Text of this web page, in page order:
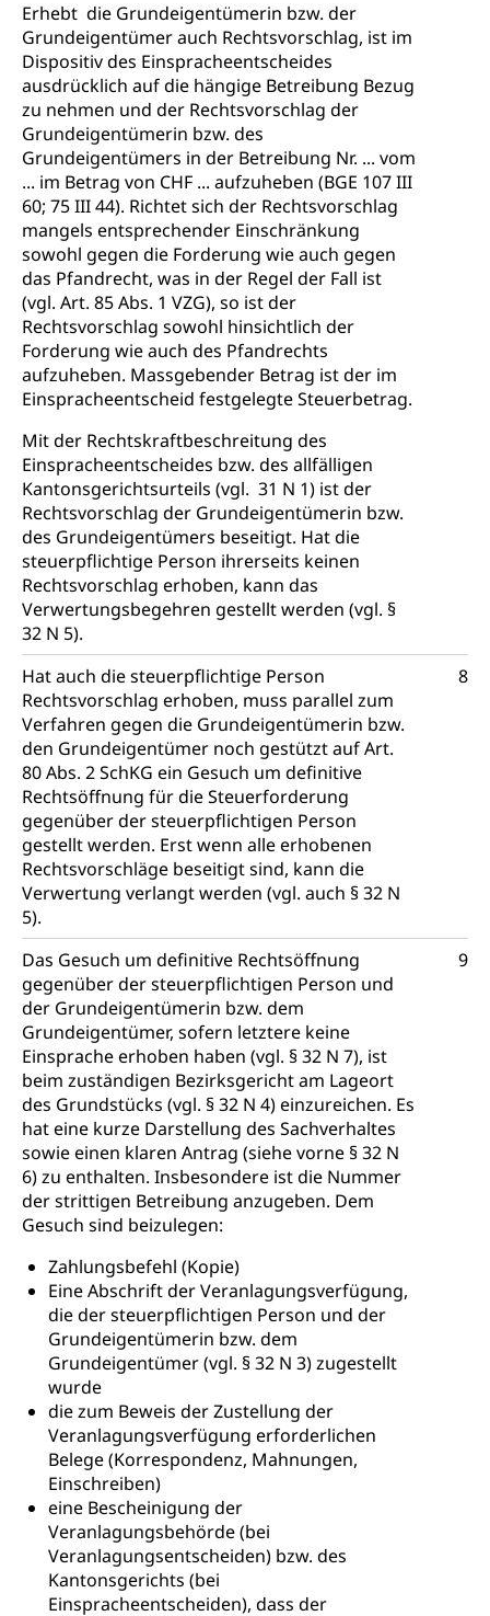
Erhebt die Grundeigentümerin bzw. der
Grundeigentümer auch Rechtsvorschlag, ist im
Dispositiv des Einspracheentscheides
ausdrücklich auf die hängige Betreibung Bezug
zu nehmen und der Rechtsvorschlag der
Grundeigentümerin bzw. des
Grundeigentümers in der Betreibung Nr. ... vom
... im Betrag von CHF ... aufzuheben (BGE 107 III
60; 75 III 44). Richtet sich der Rechtsvorschlag
mangels entsprechender Einschränkung
sowohl gegen die Forderung wie auch gegen
das Pfandrecht, was in der Regel der Fall ist
(vgl. Art. 85 Abs. 1 VZG), so ist der
Rechtsvorschlag sowohl hinsichtlich der
Forderung wie auch des Pfandrechts
aufzuheben. Massgebender Betrag ist der im
Einspracheentscheid festgelegte Steuerbetrag.
Mit der Rechtskraftbeschreitung des
Einspracheentscheides bzw. des allfälligen
Kantonsgerichtsurteils (vgl. 31 N 1) ist der
Rechtsvorschlag der Grundeigentümerin bzw.
des Grundeigentümers beseitigt. Hat die
steuerpflichtige Person ihrerseits keinen
Rechtsvorschlag erhoben, kann das
Verwertungsbegehren gestellt werden (vgl. §
32 N 5).
Hat auch die steuerpflichtige Person
Rechtsvorschlag erhoben, muss parallel zum
Verfahren gegen die Grundeigentümerin bzw.
den Grundeigentümer noch gestützt auf Art.
80 Abs. 2 SchKG ein Gesuch um definitive
Rechtsöffnung für die Steuerforderung
gegenüber der steuerpflichtigen Person
gestellt werden. Erst wenn alle erhobenen
Rechtsvorschläge beseitigt sind, kann die
Verwertung verlangt werden (vgl. auch § 32 N
5).
8
Das Gesuch um definitive Rechtsöffnung
gegenüber der steuerpflichtigen Person und
der Grundeigentümerin bzw. dem
Grundeigentümer, sofern letztere keine
Einsprache erhoben haben (vgl. § 32 N 7), ist
beim zuständigen Bezirksgericht am Lageort
des Grundstücks (vgl. § 32 N 4) einzureichen. Es
hat eine kurze Darstellung des Sachverhaltes
sowie einen klaren Antrag (siehe vorne § 32 N
6) zu enthalten. Insbesondere ist die Nummer
der strittigen Betreibung anzugeben. Dem
Gesuch sind beizulegen:
Zahlungsbefehl (Kopie)
Eine Abschrift der Veranlagungsverfügung,
die der steuerpflichtigen Person und der
Grundeigentümerin bzw. dem
Grundeigentümer (vgl. § 32 N 3) zugestellt
wurde
die zum Beweis der Zustellung der
Veranlagungsverfügung erforderlichen
Belege (Korrespondenz, Mahnungen,
Einschreiben)
eine Bescheinigung der
Veranlagungsbehörde (bei
Veranlagungsentscheiden) bzw. des
Kantonsgerichts (bei
Einspracheentscheiden), dass der
9